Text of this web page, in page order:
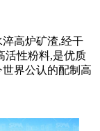
高炉矿渣,经干
活性粉料,是优质
界公认的配制高